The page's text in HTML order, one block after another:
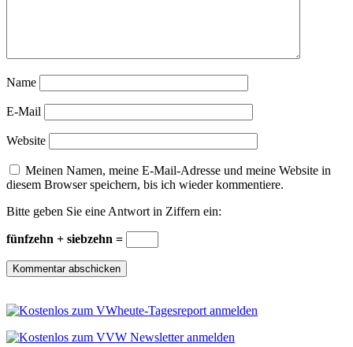
Name
E-Mail
Website
Meinen Namen, meine E-Mail-Adresse und meine Website in
diesem Browser speichern, bis ich wieder kommentiere.
Bitte geben Sie eine Antwort in Ziffern ein:
fünfzehn + siebzehn =